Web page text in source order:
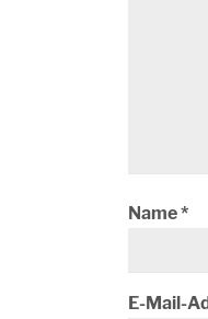
Name*
E-Mail-